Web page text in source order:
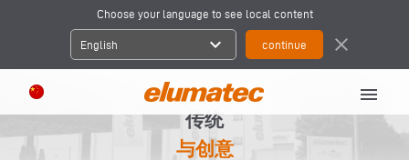
Choose your language to see local content
English expand_more close
menu
传统
与创意